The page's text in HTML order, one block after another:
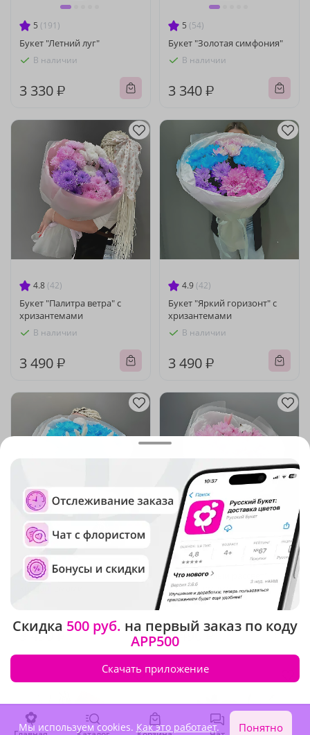
5 (191)
Букет "Летний луг"
В наличии
3 330 ₽
5 (54)
Букет "Золотая симфония"
В наличии
3 340 ₽
4.8 (42)
Букет "Палитра ветра" с
хризантемами
В наличии
3 490 ₽
4.9 (42)
Букет "Яркий горизонт" с
хризантемами
В наличии
3 490 ₽
4.8(33)
Букет "Зимнее небо" с
3 490 ₽
4.9(44)
Букет "Теплый рассвет" с
хризантемами
В наличии
3 490 ₽
Скидка 500 руб. на первый заказ по коду
APP500
Скачать приложение
Мы используем cookies. Как это работает. Понятно